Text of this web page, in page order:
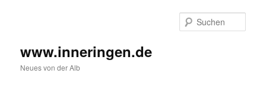
www.inneringen.de
Neues von der Alb